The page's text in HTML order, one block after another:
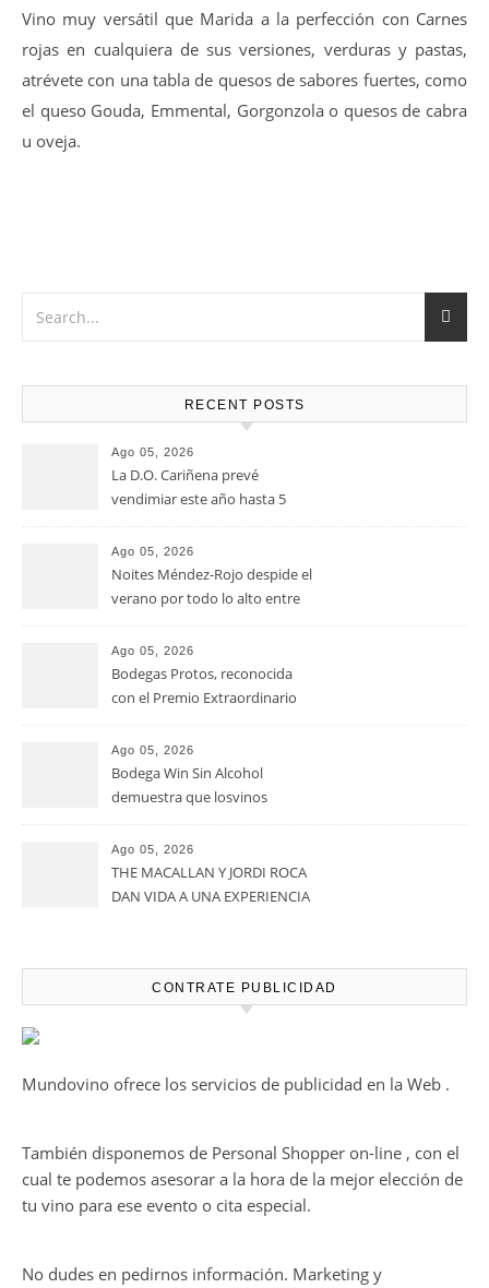
Vino muy versátil que Marida a la perfección con Carnes
rojas en cualquiera de sus versiones, verduras y pastas,
atrévete con una tabla de quesos de sabores fuertes, como
el queso Gouda, Emmental, Gorgonzola o quesos de cabra
u oveja.
RECENT POSTS
Ago 05, 2026
La D.O. Cariñena prevé
vendimiar este año hasta 5
que en 2025
Ago 05, 2026
Noites Méndez-Rojo despide el
verano por todo lo alto entre
Ago 05, 2026
Bodegas Protos, reconocida
con el Premio Extraordinario
casi un siglo de excelencia
vitivinícola
Ago 05, 2026
Bodega Win Sin Alcohol
demuestra que losvinos
calidadcomienzan a diseñarse
en el viñedo
Ago 05, 2026
THE MACALLAN Y JORDI ROCA
DAN VIDA A UNA EXPERIENCIA
HARMONY COLLECTION
CONTRATE PUBLICIDAD
Mundovino ofrece los servicios de publicidad en la Web .
También disponemos de Personal Shopper on-line , con el
cual te podemos asesorar a la hora de la mejor elección de
tu vino para ese evento o cita especial.
No dudes en pedirnos información. Marketing y